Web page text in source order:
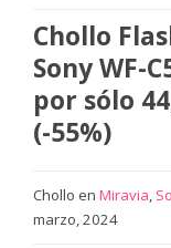
Chollo
Sony WF-
por sólo
(-55%)
Chollo en Miravia,
marzo, 2024